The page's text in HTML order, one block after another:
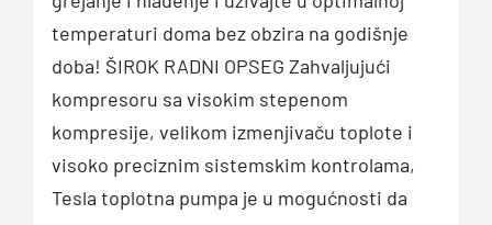
temperaturi doma bez obzira na godišnje
doba! ŠIROK RADNI OPSEG Zahvaljujući
kompresoru sa visokim stepenom
kompresije, velikom izmenjivaču toplote i
visoko preciznim sistemskim kontrolama,
Tesla toplotna pumpa je u mogućnosti da